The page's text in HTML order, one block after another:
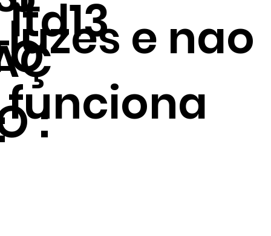
ltd13
luzes e nao
funciona
: